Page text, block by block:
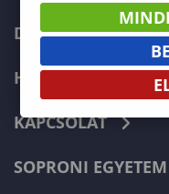
DOKUMENTUMOK
HÍREK
KAPCSOLAT
SOPRONI